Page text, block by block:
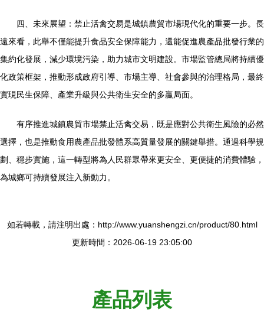
四、未來展望：禁止活禽交易是城鎮農貿市場現代化的重要一步。長
遠來看，此舉不僅能提升食品安全保障能力，還能促進農產品批發行業的
集約化發展，減少環境污染，助力城市文明建設。市場監管總局將持續優
化政策框架，推動形成政府引導、市場主導、社會參與的治理格局，最終
實現民生保障、產業升級與公共衛生安全的多贏局面。
有序推進城鎮農貿市場禁止活禽交易，既是應對公共衛生風險的必然
選擇，也是推動食用農產品批發體系高質量發展的關鍵舉措。通過科學規
劃、穩步實施，這一轉型將為人民群眾帶來更安全、更便捷的消費體驗，
為城鄉可持續發展注入新動力。
如若轉載，請注明出處：http://www.yuanshengzi.cn/product/80.html
更新時間：2026-06-19 23:05:00
產品列表